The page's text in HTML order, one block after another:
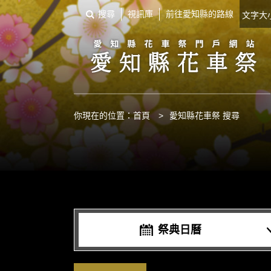
搜尋 視訊庫 前往愛知縣的路線 文字
你現在的位置：首頁 > 愛知縣花車祭 搜尋
祭典日曆